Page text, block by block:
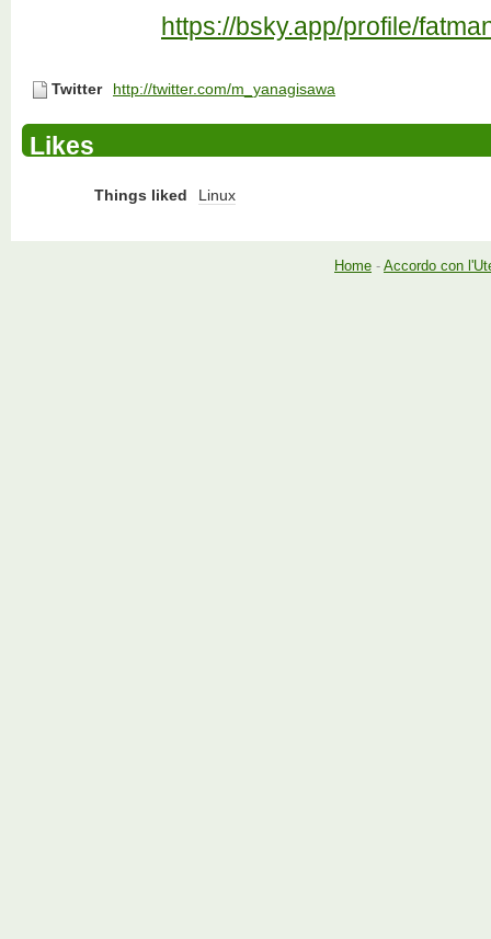
https://bsky.app/profile/
Twitter http://twitter.com/m_yanagisawa
Likes
Things liked Linux
Home - Accordo con